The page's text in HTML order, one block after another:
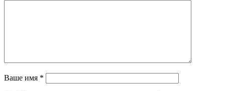
Ваше имя *